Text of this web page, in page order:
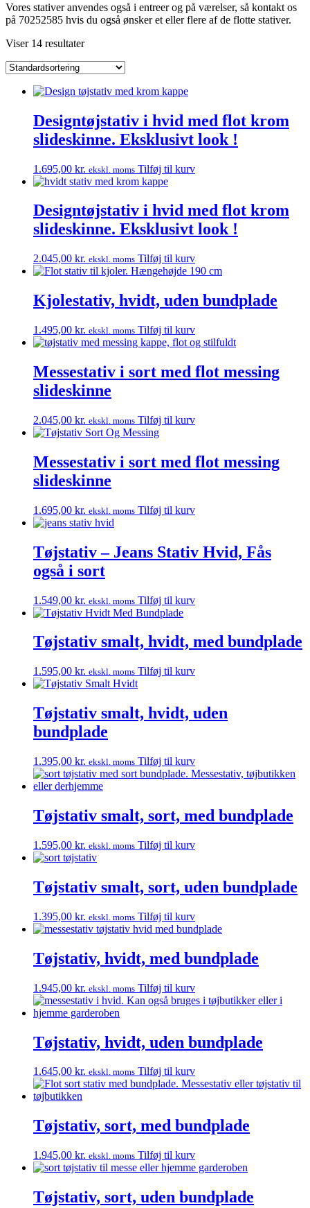
Vores stativer anvendes også i entreer og på værelser, så kontakt os
på 70252585 hvis du også ønsker et eller flere af de flotte stativer.
Viser 14 resultater
Designtøjstativ i hvid med flot krom
slideskinne. Eksklusivt look !
1.695,00 kr. ekskl. moms Tilføj til kurv
Designtøjstativ i hvid med flot krom
slideskinne. Eksklusivt look !
2.045,00 kr. ekskl. moms Tilføj til kurv
Kjolestativ, hvidt, uden bundplade
1.495,00 kr. ekskl. moms Tilføj til kurv
Messestativ i sort med flot messing
slideskinne
2.045,00 kr. ekskl. moms Tilføj til kurv
Messestativ i sort med flot messing
slideskinne
1.695,00 kr. ekskl. moms Tilføj til kurv
Tøjstativ – Jeans Stativ Hvid, Fås
også i sort
1.549,00 kr. ekskl. moms Tilføj til kurv
Tøjstativ smalt, hvidt, med bundplade
1.595,00 kr. ekskl. moms Tilføj til kurv
Tøjstativ smalt, hvidt, uden
bundplade
1.395,00 kr. ekskl. moms Tilføj til kurv
Tøjstativ smalt, sort, med bundplade
1.595,00 kr. ekskl. moms Tilføj til kurv
Tøjstativ smalt, sort, uden bundplade
1.395,00 kr. ekskl. moms Tilføj til kurv
Tøjstativ, hvidt, med bundplade
1.945,00 kr. ekskl. moms Tilføj til kurv
Tøjstativ, hvidt, uden bundplade
1.645,00 kr. ekskl. moms Tilføj til kurv
Tøjstativ, sort, med bundplade
1.945,00 kr. ekskl. moms Tilføj til kurv
Tøjstativ, sort, uden bundplade